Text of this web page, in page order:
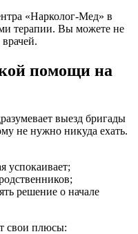
«Нарколог-Мед» в
терапии. Вы можете не
помощи на
выезд бригады
не нужно никуда ехать.
успокаивает;
решение о начале
свои плюсы: